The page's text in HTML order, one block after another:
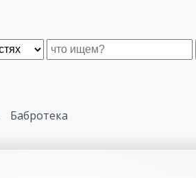
Бабротека